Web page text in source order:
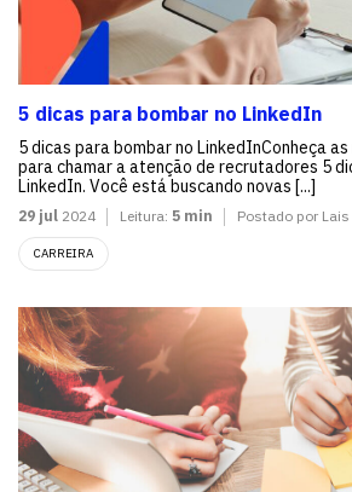
5 dicas para bombar no LinkedIn
5 dicas para bombar no LinkedInConheça
para chamar a atenção de recrutadores 5
LinkedIn. Você está buscando novas [...]
29 jul 2024 Leitura: 5 min Postado por
CARREIRA